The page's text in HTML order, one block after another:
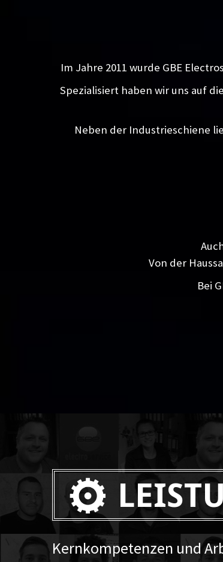
Im Jahre 2011 wurde GBE
Spezialisiert haben wir uns auf
Neben der Industrieschiene
Von der
Bei
Kernkompetenzen und